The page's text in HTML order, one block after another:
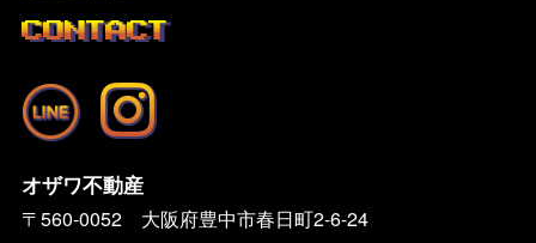
CONTACT
オザワ不動産
〒560-0052 大阪府豊中市春日町2-6-24